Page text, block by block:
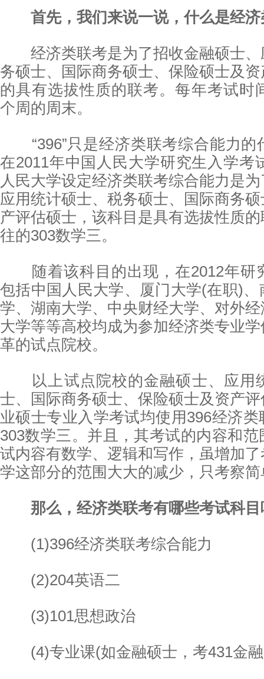
首先，我们来说一说，什么是经
经济类联考是为了招收金融硕士、
务硕士、国际商务硕士、保险硕士及
的具有选拔性质的联考。每年考试时
个周的周末。
“396”只是经济类联考综合能力的
在2011年中国人民大学研究生入学考
人民大学设定经济类联考综合能力是
应用统计硕士、税务硕士、国际商务
产评估硕士，该科目是具有选拔性质
往的303数学三。
随着该科目的出现，在2012年研
包括中国人民大学、厦门大学(在职)
学、湖南大学、中央财经大学、对外
大学等等高校均成为参加经济类专业
革的试点院校。
以上试点院校的金融硕士、应用
士、国际商务硕士、保险硕士及资产
业硕士专业入学考试均使用396经济
303数学三。并且，其考试的内容和
试内容有数学、逻辑和写作，虽增加
学这部分的范围大大的减少，只考察
那么，经济类联考有哪些考试科
(1)396经济类联考综合能力
(2)204英语二
(3)101思想政治
(4)专业课(如金融硕士，考431金融